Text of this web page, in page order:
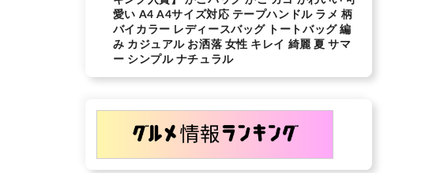
愛い A4 A4サイズ対応 テープハンドル ラメ 柄
バイカラー レディースバッグ トートバッグ 編
み カジュアル お洒落 女性 キレイ 綺麗 夏 サマ
ー シンプル ナチュラル